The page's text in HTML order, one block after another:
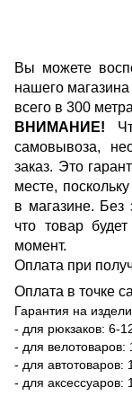
Вы можете
нашего
всего в 300
ВНИМАНИЕ!
самовывоза,
заказ. Это
месте,
в магазине. Без
что товар
момент.
Оплата при
Оплата в точке
Гарантия на
- для рюкзаков: 6-
- для велотоваров:
- для автотоваров:
- для аксессуаров: